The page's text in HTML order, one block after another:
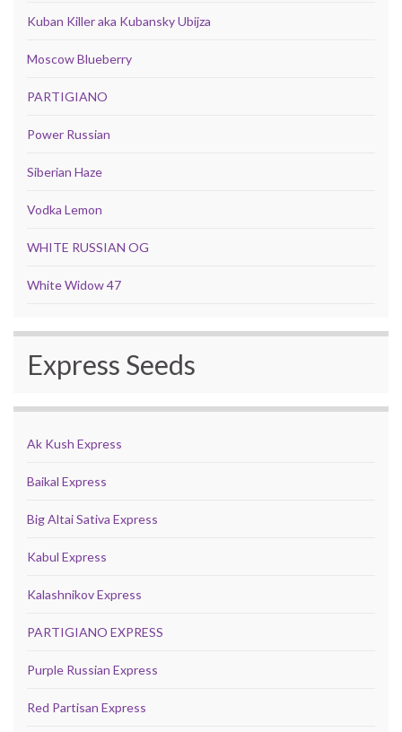
Kuban Killer aka Kubansky Ubijza
Moscow Blueberry
PARTIGIANO
Power Russian
Siberian Haze
Vodka Lemon
WHITE RUSSIAN OG
White Widow 47
Express Seeds
Ak Kush Express
Baikal Express
Big Altai Sativa Express
Kabul Express
Kalashnikov Express
PARTIGIANO EXPRESS
Purple Russian Express
Red Partisan Express